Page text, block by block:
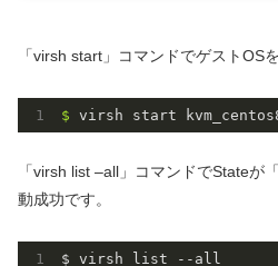
「virsh start」コマンドでゲストOS
$ virsh start
「virsh list –all」コマンドでStateが
動成功です。